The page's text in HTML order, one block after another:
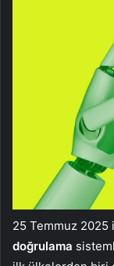
25 Temmuz 2025
doğrulama